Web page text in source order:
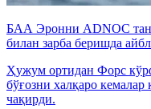
БАА Эронни ADNOC
билан зарба беришда
Ҳужум ортидан Форс
бўғозни халқаро
чақирди.